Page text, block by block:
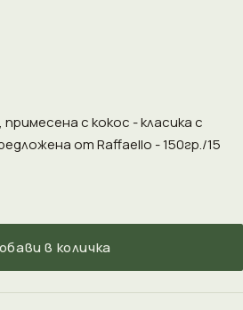
с кокос - класика с
от Raffaello - 150гр./15
в количка